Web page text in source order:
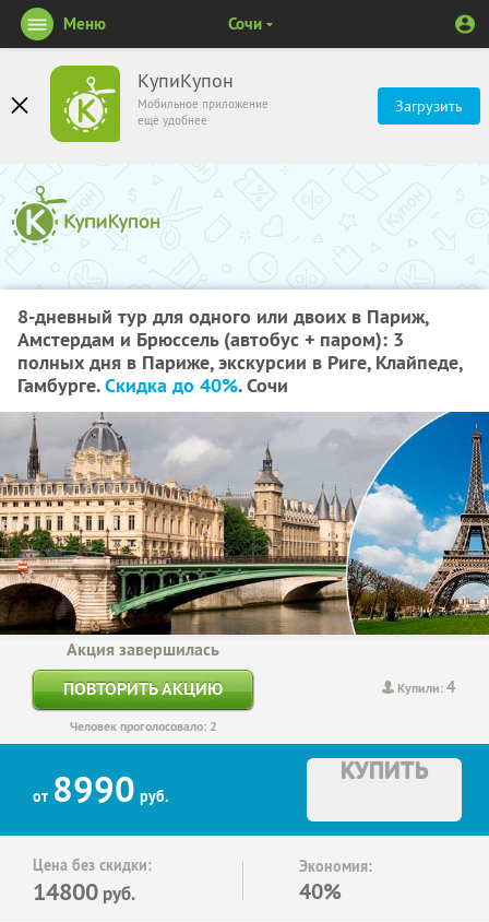
КупиКупон
Мобильное приложение
ещё удобнее
Загрузить
Меню Сочи
8-дневный тур для одного или двоих в Париж,
Амстердам и Брюссель (автобус + паром): 3
полных дня в Париже, экскурсии в Риге, Клайпеде,
Гамбурге.Скидка до 40%. Сочи
Купили:4
Акция завершилась
ПОВТОРИТЬ АКЦИЮ
Человек проголосовало: 2
от 8990 руб.
КУПИТЬ
Цена без скидки:
14800 руб.
Экономия:
40%